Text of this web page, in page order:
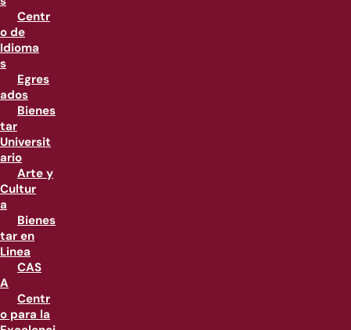
Centr
o de
Idioma
s
Egres
ados
Bienes
tar
Universit
ario
Arte y
Cultur
a
Bienes
tar en
Linea
CAS
A
Centr
o para la